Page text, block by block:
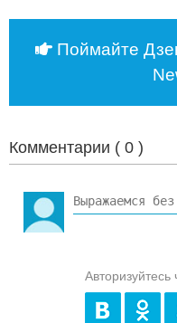
Поймайте
Комментарии ( 0 )
Авторизуйтесь